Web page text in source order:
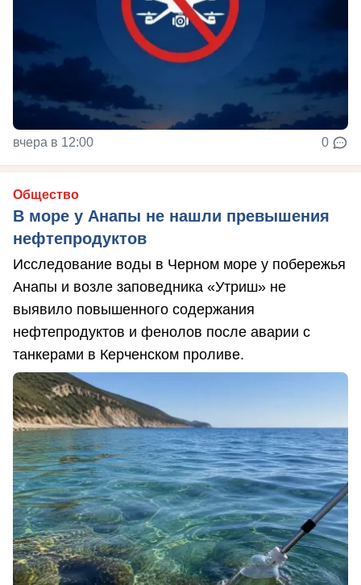
вчера в 12:00 0
Общество
В море у Анапы не нашли превышения
нефтепродуктов
Исследование воды в Черном море у побережья
Анапы и возле заповедника «Утриш» не
выявило повышенного содержания
нефтепродуктов и фенолов после аварии с
танкерами в Керченском проливе.